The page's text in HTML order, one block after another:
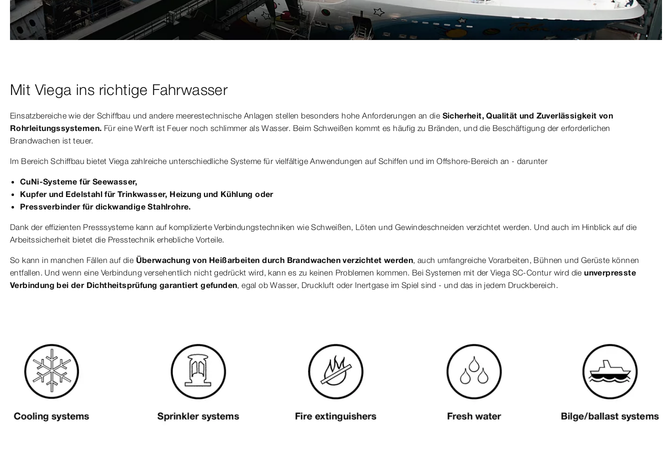
Mit Viega ins richtige Fahrwasser
Einsatzbereiche wie der Schiffbau und andere meerestechnische Anlagen stellen besonders hohe Anforderungen an die Sicherheit, Qualität und Zuverlässigkeit von
Rohrleitungssystemen. Für eine Werft ist Feuer noch schlimmer als Wasser. Beim Schweißen kommt es häufig zu Bränden, und die Beschäftigung der erforderlichen
Brandwachen ist teuer.
Im Bereich Schiffbau bietet Viega zahlreiche unterschiedliche Systeme für vielfältige Anwendungen auf Schiffen und im Offshore-Bereich an - darunter
CuNi-Systeme für Seewasser,
Kupfer und Edelstahl für Trinkwasser, Heizung und Kühlung oder
Pressverbinder für dickwandige Stahlrohre.
Dank der effizienten Presssysteme kann auf komplizierte Verbindungstechniken wie Schweißen, Löten und Gewindeschneiden verzichtet werden. Und auch im Hinblick auf die
Arbeitssicherheit bietet die Presstechnik erhebliche Vorteile.
So kann in manchen Fällen auf die Überwachung von Heißarbeiten durch Brandwachen verzichtet werden, auch umfangreiche Vorarbeiten, Bühnen und Gerüste können
entfallen. Und wenn eine Verbindung versehentlich nicht gedrückt wird, kann es zu keinen Problemen kommen. Bei Systemen mit der Viega SC-Contur wird dieunverpresste
Verbindung bei der Dichtheitsprüfung garantiert gefunden, egal ob Wasser, Druckluft oder Inertgase im Spiel sind - und das in jedem Druckbereich.